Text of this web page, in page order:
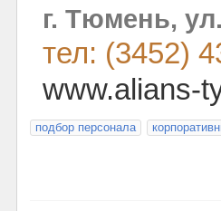
г. Тюмень,
тел: (3452)
www.alians-
подбор персонала